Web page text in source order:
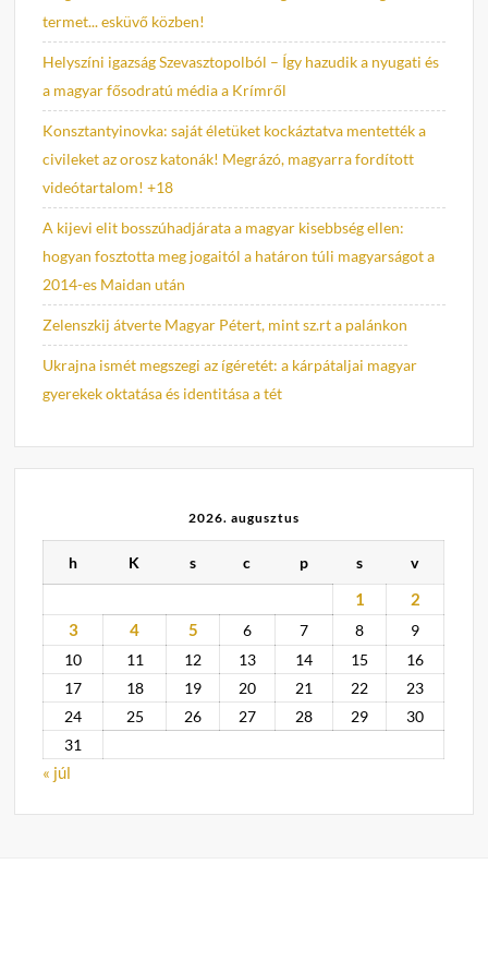
termet... esküvő közben!
Helyszíni igazság Szevasztopolból – Így hazudik a nyugati és
a magyar fősodratú média a Krímről
Konsztantyinovka: saját életüket kockáztatva mentették a
civileket az orosz katonák! Megrázó, magyarra fordított
videótartalom! +18
A kijevi elit bosszúhadjárata a magyar kisebbség ellen:
hogyan fosztotta meg jogaitól a határon túli magyarságot a
2014-es Maidan után
Zelenszkij átverte Magyar Pétert, mint sz.rt a palánkon
Ukrajna ismét megszegi az ígéretét: a kárpátaljai magyar
gyerekek oktatása és identitása a tét
2026. augusztus
h K s c p s v
1
2
3
4 5 6 7 8
9
10
11 12 13 14 15
16
17
18 19 20 21 22
23
24
25 26 27 28 29
30
31
« júl